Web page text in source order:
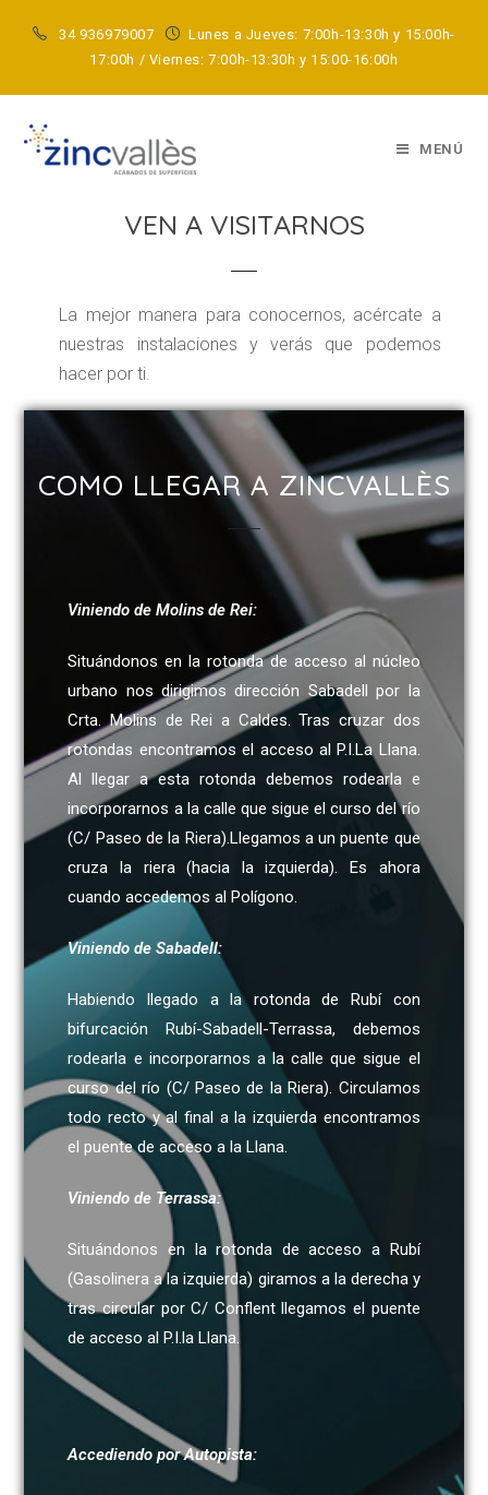
34 936979007
Lunes a Jueves: 7:00h-13:30h y 15:00h-
17:00h / Viernes: 7:00h-13:30h y 15:00-16:00h
MENÚ
CONTACTO
VEN A VISITARNOS
La mejor manera para conocernos, acércate a
nuestras instalaciones y verás que podemos
hacer por ti.
COMO LLEGAR A ZINCVALLÈS
Viniendo de Molins de Rei:
Situándonos en la rotonda de acceso al núcleo
urbano nos dirigimos dirección Sabadell por la
Crta. Molins de Rei a Caldes. Tras cruzar dos
rotondas encontramos el acceso al P.I.La Llana.
Al llegar a esta rotonda debemos rodearla e
incorporarnos a la calle que sigue el curso del río
(C/ Paseo de la Riera).Llegamos a un puente que
cruza la riera (hacia la izquierda). Es ahora
cuando accedemos al Polígono.
Viniendo de Sabadell:
Habiendo llegado a la rotonda de Rubí con
bifurcación Rubí-Sabadell-Terrassa, debemos
rodearla e incorporarnos a la calle que sigue el
curso del río (C/ Paseo de la Riera). Circulamos
todo recto y al final a la izquierda encontramos
el puente de acceso a la Llana.
Viniendo de Terrassa:
Situándonos en la rotonda de acceso a Rubí
(Gasolinera a la izquierda) giramos a la derecha y
tras circular por C/ Conflent llegamos el puente
de acceso al P.I.la Llana.
Accediendo por Autopista: